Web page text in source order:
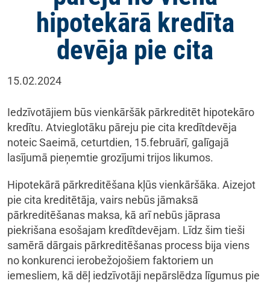
hipotekārā kredīta
devēja pie cita
15.02.2024
Iedzīvotājiem būs vienkāršāk pārkreditēt hipotekāro
kredītu. Atvieglotāku pāreju pie cita kredītdevēja
noteic Saeimā, ceturtdien, 15.februārī, galīgajā
lasījumā pieņemtie grozījumi trijos likumos.
Hipotekārā pārkreditēšana kļūs vienkāršāka. Aizejot
pie cita kreditētāja, vairs nebūs jāmaksā
pārkreditēšanas maksa, kā arī nebūs jāprasa
piekrišana esošajam kredītdevējam. Līdz šim tieši
samērā dārgais pārkreditēšanas process bija viens
no konkurenci ierobežojošiem faktoriem un
iemesliem, kā dēļ iedzīvotāji nepārslēdza līgumus pie